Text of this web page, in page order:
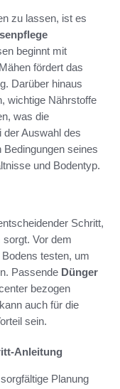
zu lassen, ist es
beginnt mit
fördert das
Darüber hinaus
wichtige Nährstoffe
was die
Auswahl des
seines
und Bodentyp.
Schritt,
Vor dem
testen, um
Passende Dünger
bezogen
auch für die
sein.
Anleitung
Planung